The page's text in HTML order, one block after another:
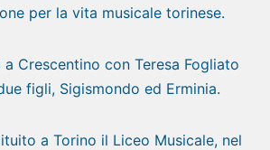
per la vita musicale torinese.
Crescentino con Teresa Fogliato
figli, Sigismondo ed Erminia.
a Torino il Liceo Musicale, nel